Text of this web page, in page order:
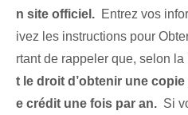
n site officiel.
Entrez vos
ivez les instructions ⁢pour
rtant de rappeler que, selon la
t le droit d’obtenir une
e crédit une fois par an.
Si